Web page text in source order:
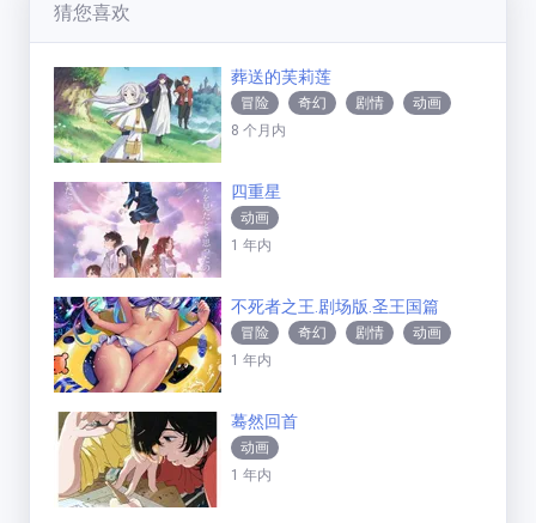
猜您喜欢
葬送的芙莉莲
冒险 奇幻 剧情
动画
8 个月内
四重星
动画
1 年内
不死者之王.剧场版.圣王国篇
冒险 奇幻 剧情
动画
1 年内
蓦然回首
动画
1 年内